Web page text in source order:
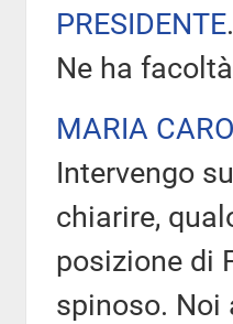
PRESIDENTE
Ne ha
MARIA
Intervengo
chiarire,
posizione di
spinoso. Noi